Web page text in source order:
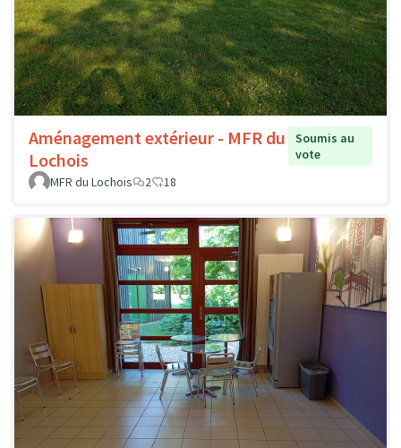
Aménagement extérieur - MFR du
Lochois
Soumis au
vote
MFR du Lochois
2 18